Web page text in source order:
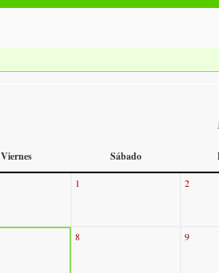
Viernes Sábado
1 2
8 9